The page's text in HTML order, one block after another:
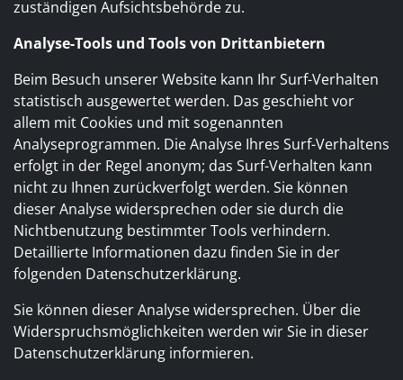
zuständigen Aufsichtsbehörde zu.
Analyse-Tools und Tools von Drittanbietern
Beim Besuch unserer Website kann Ihr Surf-Verhalten
statistisch ausgewertet werden. Das geschieht vor
allem mit Cookies und mit sogenannten
Analyseprogrammen. Die Analyse Ihres Surf-Verhaltens
erfolgt in der Regel anonym; das Surf-Verhalten kann
nicht zu Ihnen zurückverfolgt werden. Sie können
dieser Analyse widersprechen oder sie durch die
Nichtbenutzung bestimmter Tools verhindern.
Detaillierte Informationen dazu finden Sie in der
folgenden Datenschutzerklärung.
Sie können dieser Analyse widersprechen. Über die
Widerspruchsmöglichkeiten werden wir Sie in dieser
Datenschutzerklärung informieren.